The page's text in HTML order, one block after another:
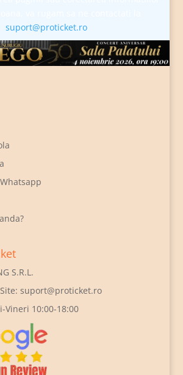
suport@proticket.ro
S.R.L.
suport@proticket.ro
Vineri 10:00-18:00